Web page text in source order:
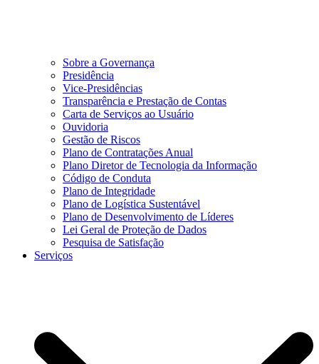
Sobre a Governança
Presidência
Vice-Presidências
Transparência e Prestação de Contas
Carta de Serviços ao Usuário
Ouvidoria
Gestão de Riscos
Plano de Contratações Anual
Plano Diretor de Tecnologia da Informação
Código de Conduta
Plano de Integridade
Plano de Logística Sustentável
Plano de Desenvolvimento de Líderes
Lei Geral de Proteção de Dados
Pesquisa de Satisfação
Serviços